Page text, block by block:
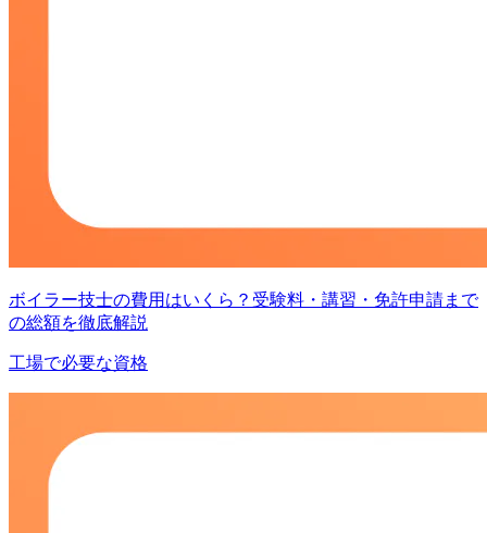
ボイラー技士の費用はいくら？受験料・講習・免許申請まで
の総額を徹底解説
工場で必要な資格